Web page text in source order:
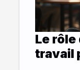
Le
travail